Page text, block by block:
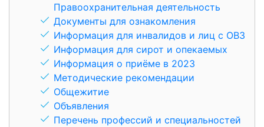
Правоохранительная деятельность
Документы для ознакомления
Информация для инвалидов и лиц с ОВЗ
Информация для сирот и опекаемых
Информация о приёме в 2023
Методические рекомендации
Общежитие
Объявления
Перечень профессий и специальностей